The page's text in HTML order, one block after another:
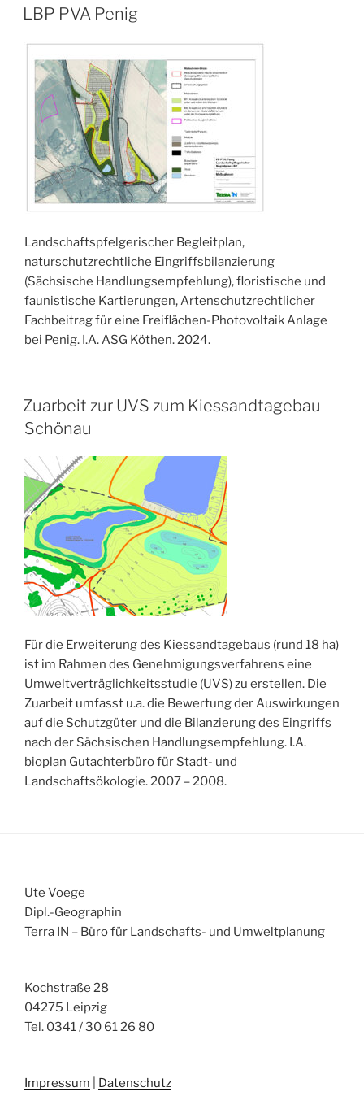
VERÖFFENTLICHT
AM
LBP PVA Penig
Landschaftspfelgerischer Begleitplan,
naturschutzrechtliche Eingriffsbilanzierung
(Sächsische Handlungsempfehlung), floristische und
faunistische Kartierungen, Artenschutzrechtlicher
Fachbeitrag für eine Freiflächen-Photovoltaik Anlage
bei Penig. I.A. ASG Köthen. 2024.
VERÖFFENTLICHT
AM
Zuarbeit zur UVS zum Kiessandtagebau
Schönau
Für die Erweiterung des Kiessandtagebaus (rund 18 ha)
ist im Rahmen des Genehmigungsverfahrens eine
Umweltverträglichkeitsstudie (UVS) zu erstellen. Die
Zuarbeit umfasst u.a. die Bewertung der Auswirkungen
auf die Schutzgüter und die Bilanzierung des Eingriffs
nach der Sächsischen Handlungsempfehlung. I.A.
bioplan Gutachterbüro für Stadt- und
Landschaftsökologie. 2007 – 2008.
Ute Voege
Dipl.-Geographin
Terra IN – Büro für Landschafts- und Umweltplanung
Kochstraße 28
04275 Leipzig
Tel. 0341 / 30 61 26 80
Impressum Datenschutz